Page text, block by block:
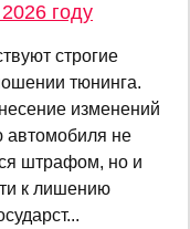
году
строгие
тюнинга.
изменений
автомобиля не
штрафом, но и
к лишению